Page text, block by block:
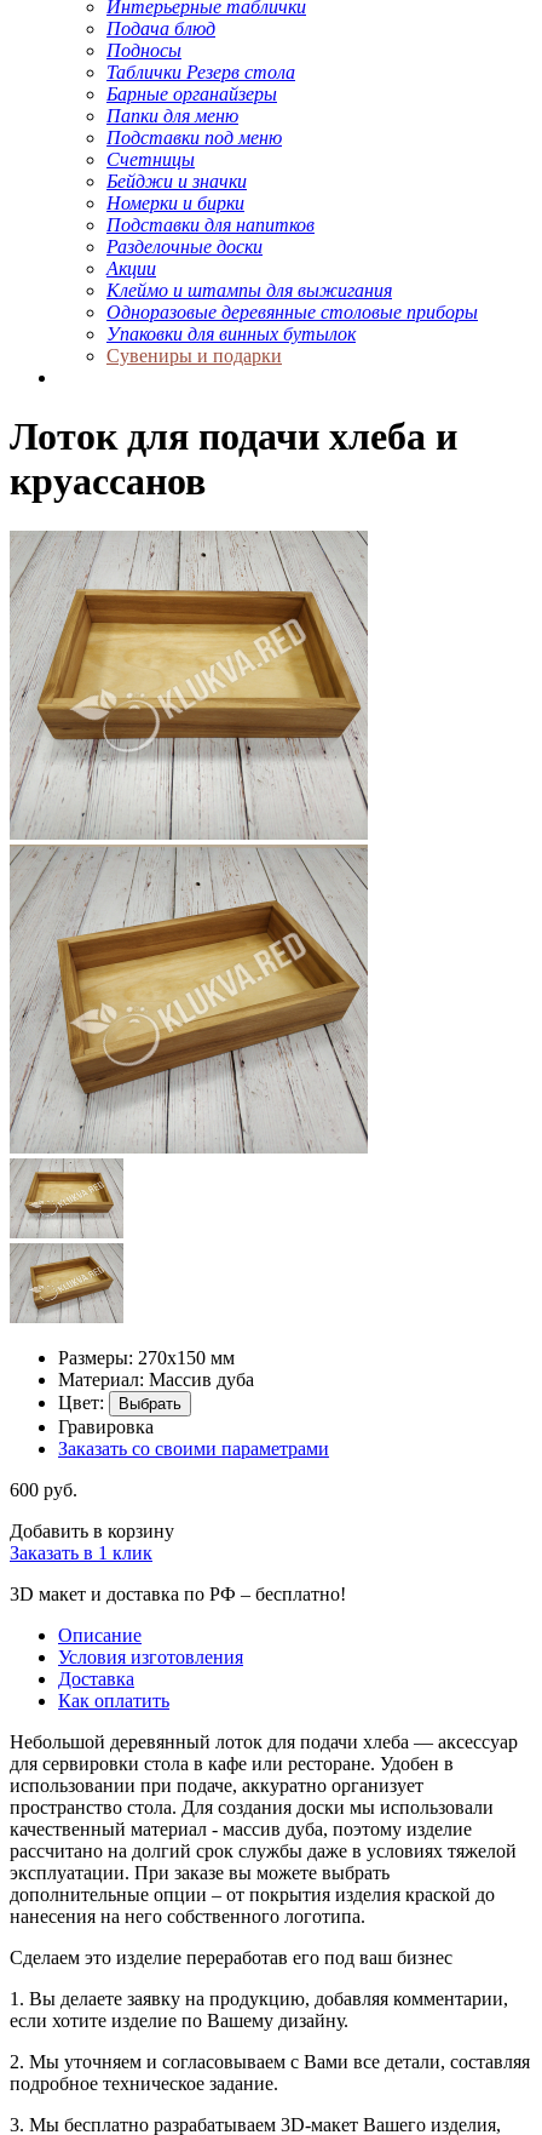
Интерьерные таблички
Подача блюд
Подносы
Таблички Резерв стола
Барные органайзеры
Папки для меню
Подставки под меню
Счетницы
Бейджи и значки
Номерки и бирки
Подставки для напитков
Разделочные доски
Акции
Клеймо и штампы для выжигания
Одноразовые деревянные столовые приборы
Упаковки для винных бутылок
Сувениры и подарки
Лоток для подачи хлеба и
круассанов
Размеры: 270х150 мм
Материал: Массив дуба
Цвет:
Выбрать
Гравировка
Заказать со своими параметрами
600 руб.
Добавить в корзину
Заказать в 1 клик
3D макет и доставка по РФ – бесплатно!
Описание
Условия изготовления
Доставка
Как оплатить
Небольшой деревянный лоток для подачи хлеба ― аксессуар
для сервировки стола в кафе или ресторане. Удобен в
использовании при подаче, аккуратно организует
пространство стола. Для создания доски мы использовали
качественный материал - массив дуба, поэтому изделие
рассчитано на долгий срок службы даже в условиях тяжелой
эксплуатации. При заказе вы можете выбрать
дополнительные опции – от покрытия изделия краской до
нанесения на него собственного логотипа.
Сделаем это изделие переработав его под ваш бизнес
1. Вы делаете заявку на продукцию, добавляя комментарии,
если хотите изделие по Вашему дизайну.
2. Мы уточняем и согласовываем с Вами все детали, составляя
подробное техническое задание.
3. Мы бесплатно разрабатываем 3D-макет Вашего изделия,